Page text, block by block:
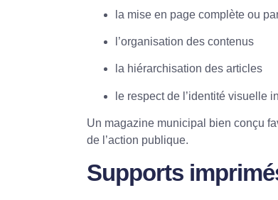
la mise en page complète ou
l’organisation des contenus
la hiérarchisation des articles
le respect de l’identité visuelle
Un magazine municipal bien conçu
de l’action publique.
Supports